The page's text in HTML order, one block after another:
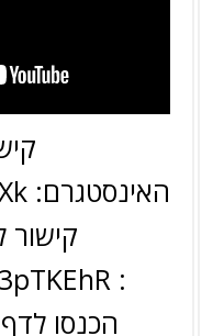
האינסטגרם:
קישור
:
הכנסו